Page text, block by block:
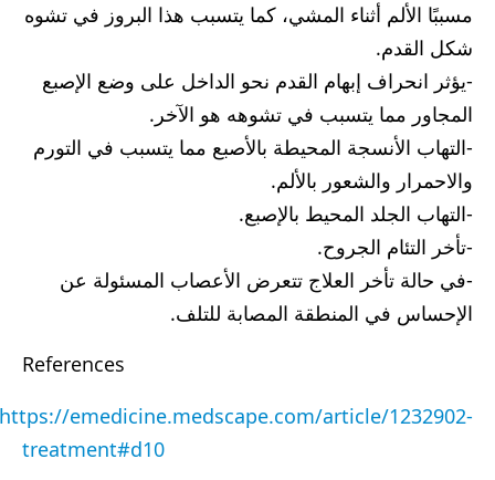
مسببًا الألم أثناء المشي، كما يتسبب هذا البروز في تشوه
شكل القدم.
-يؤثر انحراف إبهام القدم نحو الداخل على وضع الإصبع
المجاور مما يتسبب في تشوهه هو الآخر.
-التهاب الأنسجة المحيطة بالأصبع مما يتسبب في التورم
والاحمرار والشعور بالألم.
-التهاب الجلد المحيط بالإصبع.
-تأخر التئام الجروح.
-في حالة تأخر العلاج تتعرض الأعصاب المسئولة عن
الإحساس في المنطقة المصابة للتلف.
References
https://emedicine.medscape.com/article/1232902-
treatment#d10